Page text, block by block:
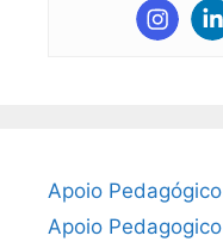
Apoio Pedagógico
Apoio